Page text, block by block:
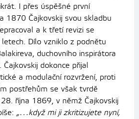
I přes úspěšné první
1870 Čajkovskij svou skladbu
a k třetí revizi se
Dílo vzniklo z podnětu
duchovního inspirátora
dokonce přijal
a modulační rozvržení, proti
postřehům se však tvrdě
října 1869, v němž Čajkovskij
„…když mi ji zkritizujete nyní,